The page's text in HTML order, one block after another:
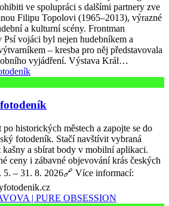
ve spolupráci s dalšími partnery zve
Filipu Topolovi (1965–2013), výrazné
a kulturní scény. Frontman
Psí vojáci byl nejen hudebníkem a
– kresba pro něj představovala
vyjádření. Výstava Král…
historických městech a zapojte se do
fotodeník. Stačí navštívit vybraná
kašny a sbírat body v mobilní aplikaci.
ceny i zábavné objevování krás českých
5. – 31. 8. 2026🔗 Více informací: